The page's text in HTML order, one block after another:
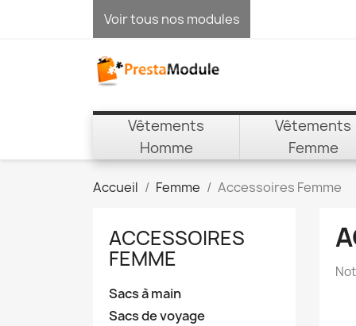
Voir tous nos modules
Vêtements
Homme
Vêtements
Femme
Accueil Femme Accessoires Femme
ACCESSOIRES
FEMME
Sacs à main
Sacs de voyage